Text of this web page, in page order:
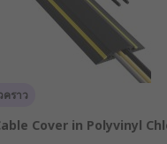
ราว
Cover in Polyvinyl